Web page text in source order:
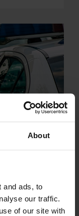
About
and ads, to
our traffic.
of our site with
ΕΛ.ΑΣ